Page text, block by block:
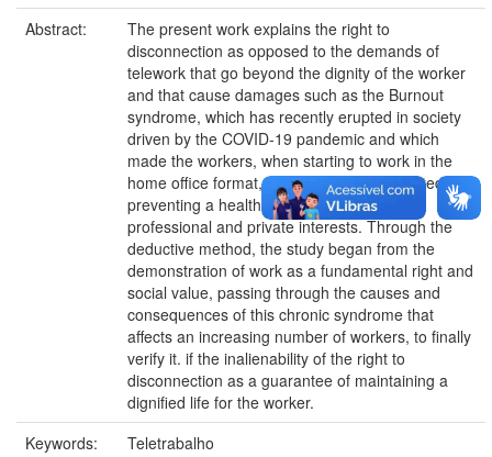
Abstract:
The present work explains the right to
disconnection as opposed to the demands of
telework that go beyond the dignity of the worker
and that cause damages such as the Burnout
syndrome, which has recently erupted in society
driven by the COVID-19 pandemic and which
made the workers, when starting to work in the
home office format, always remain connected,
preventing a healthy separation between
professional and private interests. Through the
deductive method, the study began from the
demonstration of work as a fundamental right and
social value, passing through the causes and
consequences of this chronic syndrome that
affects an increasing number of workers, to finally
verify it. if the inalienability of the right to
disconnection as a guarantee of maintaining a
dignified life for the worker.
Keywords:
Teletrabalho